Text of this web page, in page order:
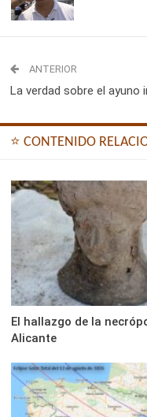
ANTERIOR
La verdad sobre el ayuno
⭐ CONTENIDO
El hallazgo de la
Alicante